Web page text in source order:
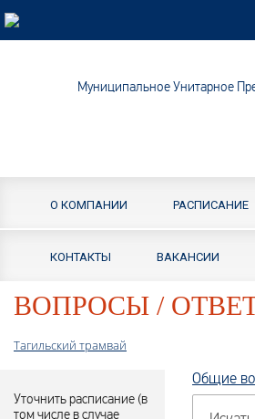
Муниципальное Унитарное
О КОМПАНИИ РАСПИСАНИЕ
КОНТАКТЫ ВАКАНСИИ
ВОПРОСЫ /
Тагильский трамвай
Общие
Уточнить расписание (в
том числе в случае